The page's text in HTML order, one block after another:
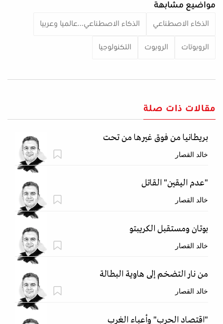
مواضيع مشابهة
الذكاء الاصطناعي الذكاء الاصطناعي...عالميا وعربيا
الروبوتات الروبوت التكنولوجيا
مقالات ذات صلة
بريطانيا من فوق غيرها من تحت
خالد القصار
"عدم اليقين" القاتل
خالد القصار
بوتان ومستقبل الكريبتو
خالد القصار
من نار التضخم إلى هاوية البطالة
خالد القصار
"اقتصاد الحرب" وأعباء الغرب